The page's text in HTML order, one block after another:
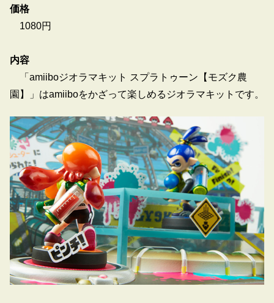
価格
1080円
内容
「amiiboジオラマキット スプラトゥーン【モズク農
園】」はamiiboをかざって楽しめるジオラマキットです。